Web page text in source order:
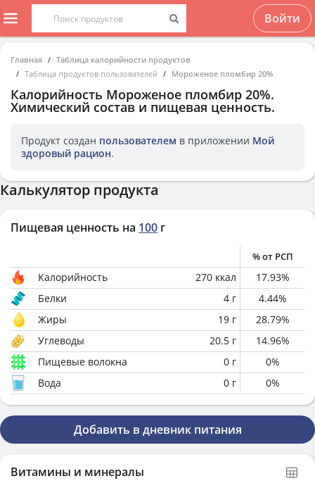
Войти
Главная
Таблица калорийности продуктов
Таблица продуктов пользователей
Мороженое пломбир 20%
Калорийность Мороженое пломбир 20%.
Химический состав и пищевая ценность.
Продукт создан пользователем в приложении Мой
здоровый рацион.
Калькулятор продукта
Пищевая ценность на 100 г
% от РСП
Калорийность 270 ккал 17.93%
Белки
4 г 4.44%
Жиры
19 г 28.79%
Углеводы
20.5 г 14.96%
Пищевые волокна
0 г 0%
Вода
0 г 0%
Добавить в дневник питания
Витамины и минералы